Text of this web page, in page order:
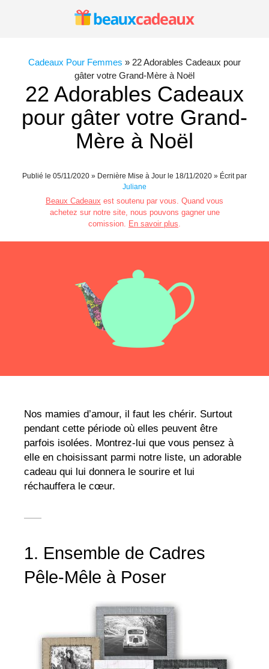
Cadeaux Pour Femmes » 22 Adorables Cadeaux pour
gâter votre Grand-Mère à Noël
22 Adorables Cadeaux
pour gâter votre Grand-
Mère à Noël
Publié le 05/11/2020 » Dernière Mise à Jour le 18/11/2020 » Écrit par
Juliane
Beaux Cadeaux est soutenu par vous. Quand vous
achetez sur notre site, nous pouvons gagner une
comission. En savoir plus.
Nos mamies d’amour, il faut les chérir. Surtout
pendant cette période où elles peuvent être
parfois isolées. Montrez-lui que vous pensez à
elle en choisissant parmi notre liste, un adorable
cadeau qui lui donnera le sourire et lui
réchauffera le cœur.
1. Ensemble de Cadres
Pêle-Mêle à Poser